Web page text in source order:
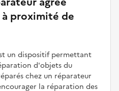
à proximité de
un dispositif permettant
d'objets du
chez un réparateur
la réparation des